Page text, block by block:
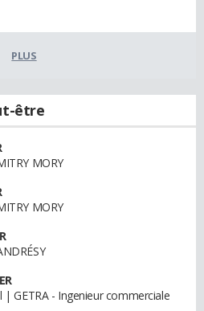
PLUS
être
MORY
MORY
GETRA - Ingenieur commerciale